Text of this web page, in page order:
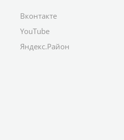
Вконтакте
YouTube
Яндекс.Район